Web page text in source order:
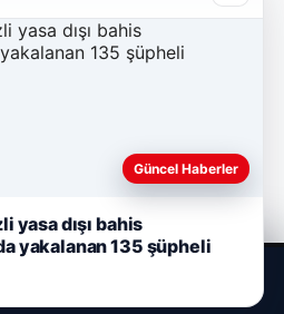
Güncel Haberler
yasa dışı bahis
yakalanan 135 şüpheli